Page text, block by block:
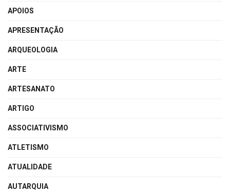
APOIOS
APRESENTAÇÃO
ARQUEOLOGIA
ARTE
ARTESANATO
ARTIGO
ASSOCIATIVISMO
ATLETISMO
ATUALIDADE
AUTARQUIA